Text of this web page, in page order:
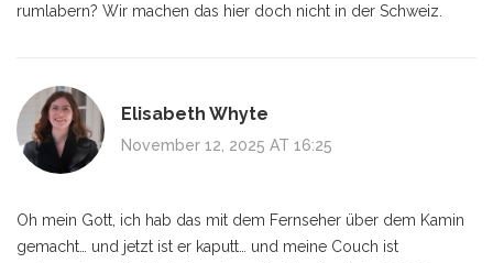
rumlabern? Wir machen das hier doch nicht in der Schweiz.
Elisabeth Whyte
November 12, 2025 AT 16:25
Oh mein Gott, ich hab das mit dem Fernseher über dem Kamin
gemacht… und jetzt ist er kaputt… und meine Couch ist